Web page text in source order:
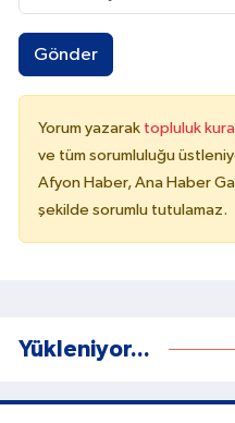
Gönder
Yorum yazarak topluluk
ve tüm sorumluluğu
Afyon Haber, Ana Haber
şekilde sorumlu tutulamaz.
Yükleniyor...